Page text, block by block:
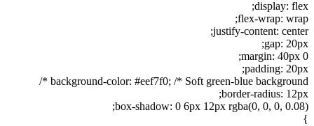
display: flex;
flex-wrap: wrap;
justify-content: center;
gap: 20px;
margin: 40px 0;
padding: 20px;
background-color: #eef7f0; /* Soft green-blue background */
border-radius: 12px;
box-shadow: 0 6px 12px rgba(0, 0, 0, 0.08);
}